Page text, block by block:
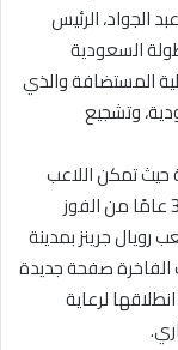
الجواد، الرئيس
السعودية
المستضافة والذي
وتشجيع
حيث تمكن اللاعب
المكسيكي الشاب أبراهم آنسر البالغ من العمر 31 عامًا من الفوز
رويال جرينز بمدينة
الفاخرة صفحة جديدة
لرعاية